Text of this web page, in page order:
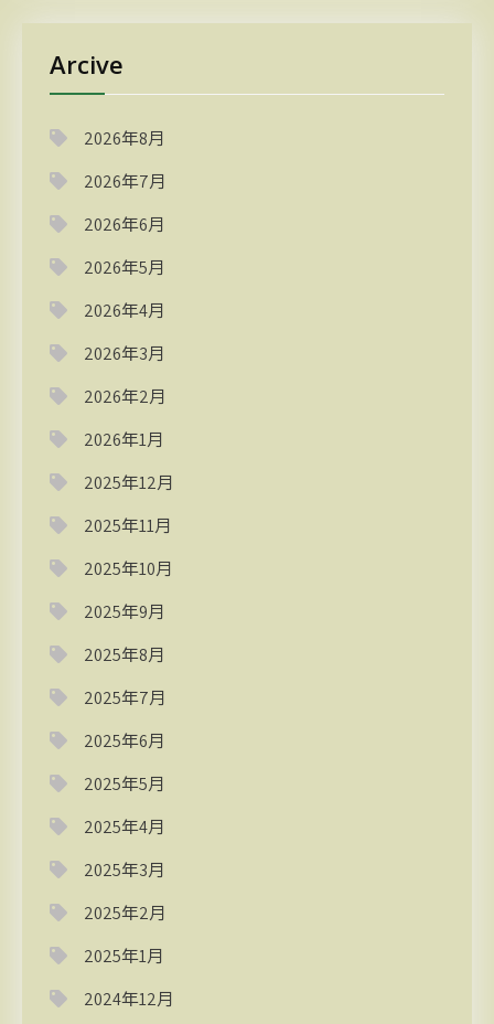
Arcive
2026年8月
2026年7月
2026年6月
2026年5月
2026年4月
2026年3月
2026年2月
2026年1月
2025年12月
2025年11月
2025年10月
2025年9月
2025年8月
2025年7月
2025年6月
2025年5月
2025年4月
2025年3月
2025年2月
2025年1月
2024年12月